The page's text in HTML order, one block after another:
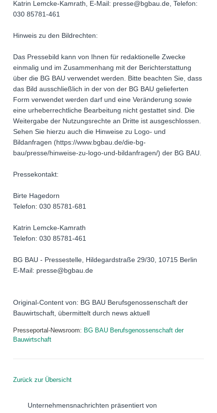
Katrin Lemcke-Kamrath, E-Mail: presse@bgbau.de, Telefon:
030 85781-461
Hinweis zu den Bildrechten:
Das Pressebild kann von Ihnen für redaktionelle Zwecke
einmalig und im Zusammenhang mit der Berichterstattung
über die BG BAU verwendet werden. Bitte beachten Sie, dass
das Bild ausschließlich in der von der BG BAU gelieferten
Form verwendet werden darf und eine Veränderung sowie
eine urheberrechtliche Bearbeitung nicht gestattet sind. Die
Weitergabe der Nutzungsrechte an Dritte ist ausgeschlossen.
Sehen Sie hierzu auch die Hinweise zu Logo- und
Bildanfragen (https://www.bgbau.de/die-bg-
bau/presse/hinweise-zu-logo-und-bildanfragen/) der BG BAU.
Pressekontakt:
Birte Hagedorn
Telefon: 030 85781-681
Katrin Lemcke-Kamrath
Telefon: 030 85781-461
BG BAU - Pressestelle, Hildegardstraße 29/30, 10715 Berlin
E-Mail: presse@bgbau.de
Original-Content von: BG BAU Berufsgenossenschaft der
Bauwirtschaft, übermittelt durch news aktuell
Presseportal-Newsroom: BG BAU Berufsgenossenschaft der
Bauwirtschaft
Zurück zur Übersicht
Unternehmensnachrichten präsentiert von